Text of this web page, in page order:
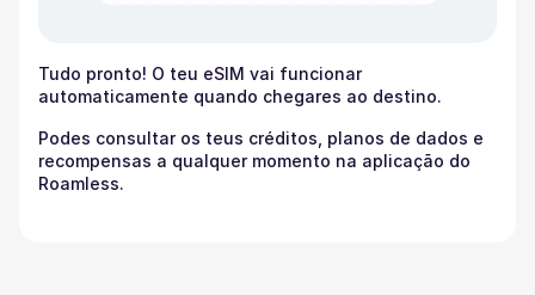
Tudo pronto! O teu eSIM vai funcionar
automaticamente quando chegares ao destino.
Podes consultar os teus créditos, planos de dados e
recompensas a qualquer momento na aplicação do
Roamless.